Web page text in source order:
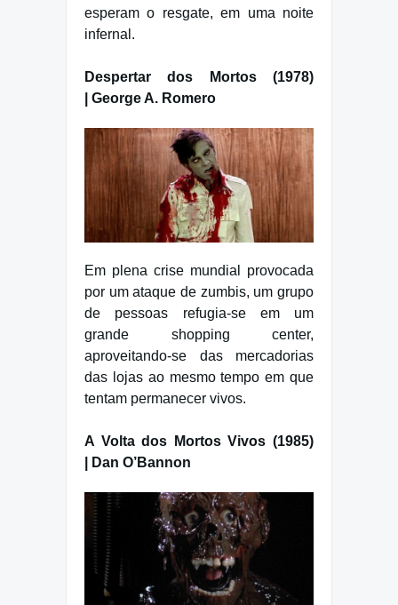
esperam o resgate, em uma noite
infernal.
Despertar dos Mortos (1978)
| George A. Romero
Em plena crise mundial provocada
por um ataque de zumbis, um grupo
de pessoas refugia-se em um
grande shopping center,
aproveitando-se das mercadorias
das lojas ao mesmo tempo em que
tentam permanecer vivos.
A Volta dos Mortos Vivos (1985)
| Dan O’Bannon